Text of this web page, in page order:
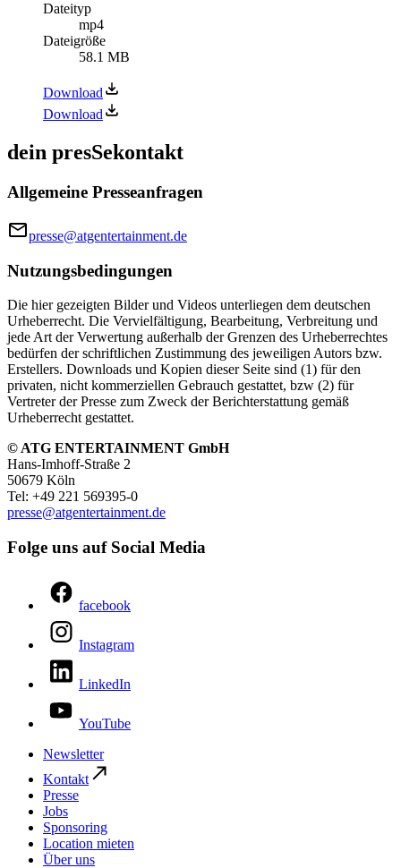
Dateityp
mp4
Dateigröße
58.1 MB
Download
Download
dein presSekontakt
Allgemeine Presseanfragen
presse@atgentertainment.de
Nutzungsbedingungen
Die hier gezeigten Bilder und Videos unterliegen dem deutschen
Urheberrecht. Die Vervielfältigung, Bearbeitung, Verbreitung und
jede Art der Verwertung außerhalb der Grenzen des Urheberrechtes
bedürfen der schriftlichen Zustimmung des jeweiligen Autors bzw.
Erstellers. Downloads und Kopien dieser Seite sind (1) für den
privaten, nicht kommerziellen Gebrauch gestattet, bzw (2) für
Vertreter der Presse zum Zweck der Berichterstattung gemäß
Urheberrecht gestattet.
© ATG ENTERTAINMENT GmbH
Hans‑Imhoff‑Straße 2
50679 Köln
Tel: +49 221 569395-0
presse@​atgentertainment.de
Folge uns auf Social Media
facebook
Instagram
LinkedIn
YouTube
Newsletter
Kontakt
Presse
Jobs
Sponsoring
Location mieten
Über uns